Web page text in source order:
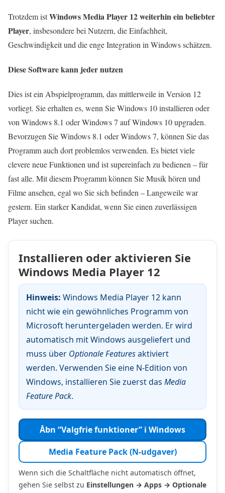
Trotzdem istWindows Media Player 12 weiterhin ein beliebter
Player, insbesondere bei Nutzern, die Einfachheit,
Geschwindigkeit und die enge Integration in Windows schätzen.
Diese Software kann jeder nutzen
Dies ist ein Abspielprogramm, das mittlerweile in Version 12
vorliegt. Sie erhalten es, wenn Sie Windows 10 installieren oder
von Windows 8.1 oder Windows 7 auf Windows 10 upgraden.
Bevorzugen Sie Windows 8.1 oder Windows 7, können Sie das
Programm auch dort problemlos verwenden. Es bietet viele
clevere neue Funktionen und ist supereinfach zu bedienen – für
fast alle. Mit diesem Programm können Sie Musik hören und
Filme ansehen, egal wo Sie sich befinden – Langeweile war
gestern. Ein starker Kandidat, wenn Sie einen zuverlässigen
Player suchen.
Installieren oder aktivieren Sie
Windows Media Player 12
Hinweis: Windows Media Player 12 kann
nicht wie ein gewöhnliches Programm von
Microsoft heruntergeladen werden. Er wird
automatisch mit Windows ausgeliefert und
muss über Optionale Featuresaktiviert
werden. Verwenden Sie eine N-Edition von
Windows, installieren Sie zuerst das Media
Feature Pack.
Åbn “Valgfrie funktioner” i Windows
Media Feature Pack (N-udgaver)
Wenn sich die Schaltfläche nicht automatisch öffnet,
gehen Sie selbst zu Einstellungen → Apps → Optionale